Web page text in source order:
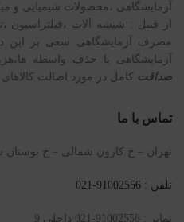
آزمایشگاهی ،محصولات شیمیایی و
از قبیل : شیشه آلات ،فیلتراسیون
مصرف آزمایشگاهی سعی بر این
آزمایشگاهی با حذف واسطه
صداقت کامل در مورد اصالت
تماس با ما
تهران – خ کارون شمالی – خ بوستان
تلفن : 91002556-021
نمابر : 91002556-021 داخلی 9